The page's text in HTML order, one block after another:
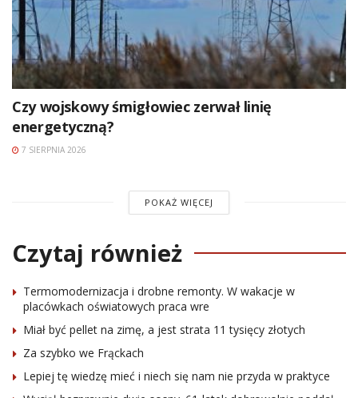
Czy wojskowy śmigłowiec zerwał linię
energetyczną?
7 SIERPNIA 2026
POKAŻ WIĘCEJ
Czytaj również
Termomodernizacja i drobne remonty. W wakacje w
placówkach oświatowych praca wre
Miał być pellet na zimę, a jest strata 11 tysięcy złotych
Za szybko we Frąckach
Lepiej tę wiedzę mieć i niech się nam nie przyda w praktyce